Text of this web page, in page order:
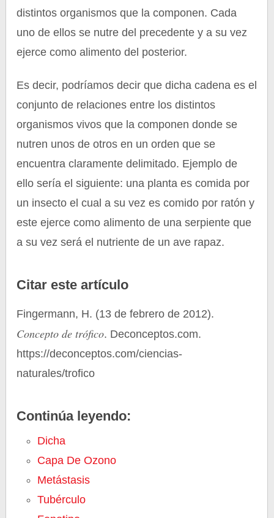
distintos organismos que la componen. Cada
uno de ellos se nutre del precedente y a su vez
ejerce como alimento del posterior.
Es decir, podríamos decir que dicha cadena es el
conjunto de relaciones entre los distintos
organismos vivos que la componen donde se
nutren unos de otros en un orden que se
encuentra claramente delimitado. Ejemplo de
ello sería el siguiente: una planta es comida por
un insecto el cual a su vez es comido por ratón y
este ejerce como alimento de una serpiente que
a su vez será el nutriente de un ave rapaz.
Citar este artículo
Fingermann, H. (13 de febrero de 2012).
Concepto de trófico. Deconceptos.com.
https://deconceptos.com/ciencias-
naturales/trofico
Continúa leyendo:
Dicha
Capa De Ozono
Metástasis
Tubérculo